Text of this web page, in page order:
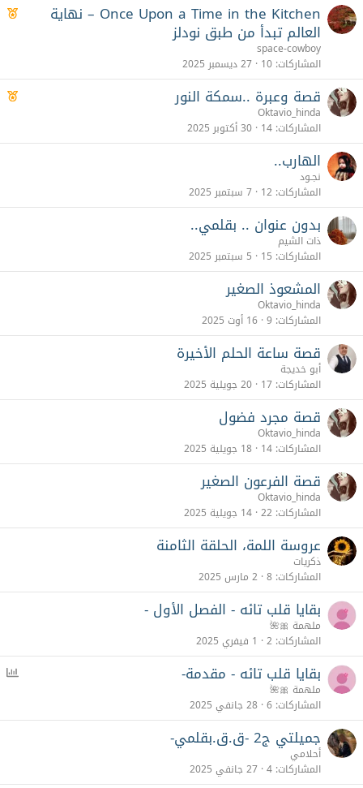
Once Upon a Time in the Kitchen – نهاية
العالم تبدأ من طبق نودلز
space-cowboy
المشاركات 10 27 ديسمبر 2025
ز
قصة وعبرة ..سمكة النور
Oktavio_hinda
المشاركات 14 30 أكتوبر 2025
الهارب..
نجـود
المشاركات 12 7 سبتمبر 2025
بدون عنوان .. بقلمي..
ذات الشيم
المشاركات 15 5 سبتمبر 2025
المشعوذ الصغير
Oktavio_hinda
المشاركات 9 16 أوت 2025
قصة ساعة الحلم الأخيرة
أبو خديجة
المشاركات 17 20 جويلية 2025
قصة مجرد فضول
Oktavio_hinda
المشاركات 14 18 جويلية 2025
قصة الفرعون الصغير
Oktavio_hinda
المشاركات 22 14 جويلية 2025
عروسة اللمة، الحلقة الثامنة
ذكريات
المشاركات 8 2 مارس 2025
بقايا قلب تائه - الفصل الأول -
ملهمة 🎀🌺
المشاركات 2 1 فيفري 2025
ا بقايا قلب تائه - مقدمة-
ملهمة 🎀🌺
المشاركات 6 28 جانفي 2025
جميلتي ج2 -ق.ق.بقلمي-
أحلامي
المشاركات 4 27 جانفي 2025